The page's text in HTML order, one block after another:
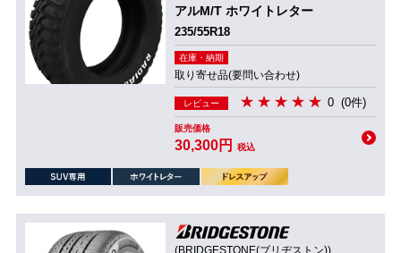
アルM/T ホワイトレター
235/55R18
在庫・納期
取り寄せ品(要問い合わせ)
レビュー 0 (0件)
販売価格
30,300円 税込
(BRIDGESTONE(ブリヂストン))